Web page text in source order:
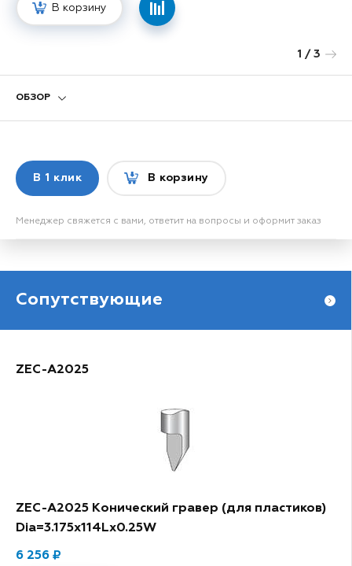
1 / 3
В корзину
ОБЗОР
В 1 клик В корзину
Менеджер свяжется с вами, ответит на вопросы и оформит заказ
Сопутствующие
ZEC-A2025
ZEC-A2025 Конический гравер (для пластиков)
Dia=3.175x114Lx0.25W
6 256